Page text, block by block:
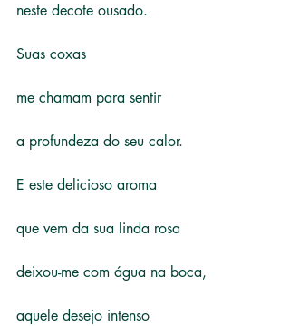
neste decote ousado.
Suas coxas
me chamam para sentir
a profundeza do seu calor.
E este delicioso aroma
que vem da sua linda rosa
deixou-me com água na boca,
aquele desejo intenso